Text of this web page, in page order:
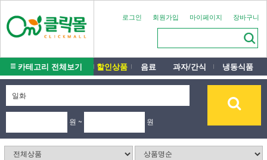
로그인 회원가입 마이페이지 장바구니
카테고리 전체보기 할인상품 음료 과자/간식 냉동식품
원 ~ 원